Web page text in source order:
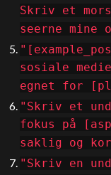
Skriv et
seerne
sosiale
egnet for
"Skriv et
fokus på
saklig og
"Skriv en